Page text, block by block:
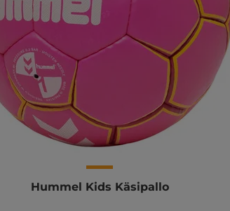
Hummel Kids Käsipallo